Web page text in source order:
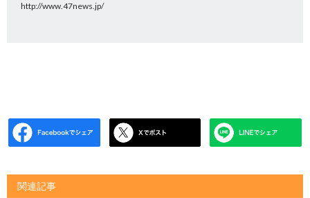
http://www.47news.jp/
関連記事